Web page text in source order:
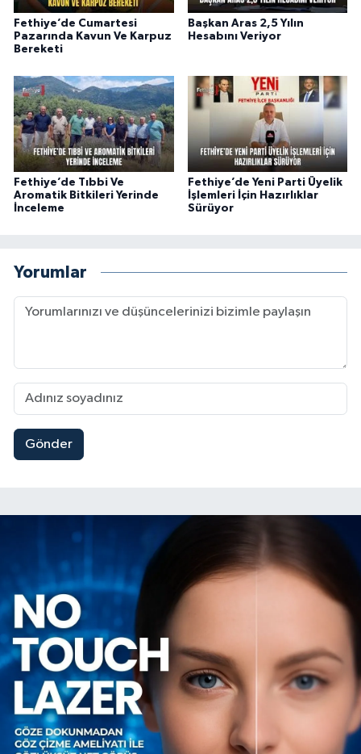
Fethiye’de Cumartesi
Pazarında Kavun Ve Karpuz
Bereketi
Başkan Aras 2,5 Yılın
Hesabını Veriyor
Fethiye’de Tıbbi Ve
Aromatik Bitkileri Yerinde
İnceleme
Fethiye’de Yeni Parti Üyelik
İşlemleri İçin Hazırlıklar
Sürüyor
Yorumlar
Gönder